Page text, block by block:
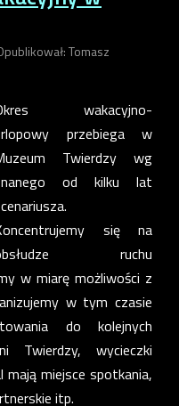
Tomasz
wakacyjno-
przebiega w
Twierdzy wg
od kilku lat
się na
ruchu
w miarę możliwości z
w tym czasie
do kolejnych
Twierdzy, wycieczki
mają miejsce spotkania,
itp.